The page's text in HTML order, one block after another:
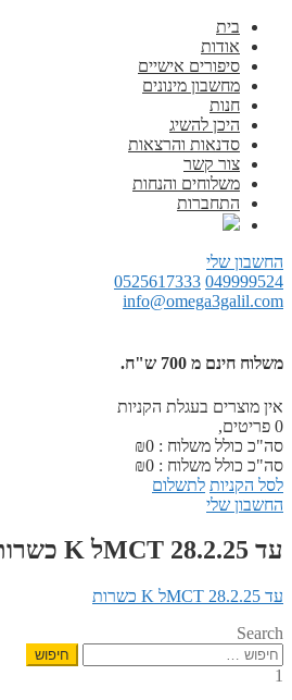
בית
אודות
סיפורים אישיים
מחשבון מינונים
חנות
היכן להשיג
סדנאות והרצאות
צור קשר
משלוחים והנחות
התחברות
החשבון שלי
049999524
0525617333
info@omega3galil.com
משלוח חינם מ 700 ש"ח.
אין מוצרים בעגלת הקניות
0 פריטים,
סה"כ כולל משלוח :
₪0
סה"כ כולל משלוח :
₪0
לסל הקניות לתשלום
החשבון שלי
עד 28.2.25 MCTל K כשרות
עד 28.2.25 MCTל K כשרות
Search
חיפוש:
1